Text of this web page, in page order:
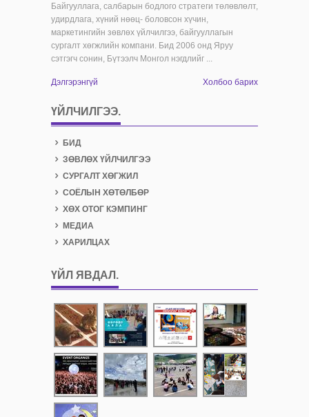
Байгууллага, салбарын бодлого стратеги төлөвлөлт,
удирдлага, хүний нөөц- боловсон хүчин,
маркетингийн зөвлөх үйлчилгээ, байгууллагын
сургалт хөгжлийн компани. Бид 2006 онд Яруу
сэтгэгч сонин, Бүтээлч Монгол нэгдлийг ...
Холбоо барих
Дэлгэрэнгүй
ҮЙЛЧИЛГЭЭ.
БИД
ЗӨВЛӨХ ҮЙЛЧИЛГЭЭ
СУРГАЛТ ХӨГЖИЛ
СОЁЛЫН ХӨТӨЛБӨР
ХӨХ ОТОГ КЭМПИНГ
МЕДИА
ХАРИЛЦАХ
ҮЙЛ ЯВДАЛ .